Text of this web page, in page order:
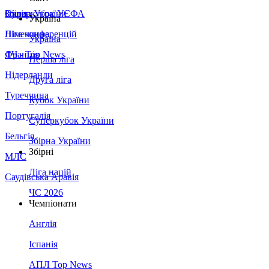
Збірна України
Італія
Німеччина
Франція
Нідерланди
Туреччина
Португалія
Бельгія
МЛС
Саудівська Аравія
Суперкубок УЄФА
Ліга конференцій
ЛЧ - Top News
Україна
Україна
Перша ліга
Друга ліга
Кубок України
Суперкубок України
Збірна України
Збірні
Ліга націй
ЧС 2026
Чемпіонати
Англія
Іспанія
АПЛ Top News